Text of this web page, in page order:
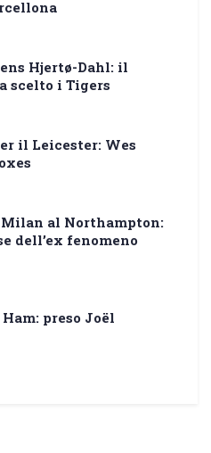
Hjertø-Dahl: il
scelto i Tigers
il Leicester: Wes
al Northampton:
dell’ex fenomeno
preso Joël